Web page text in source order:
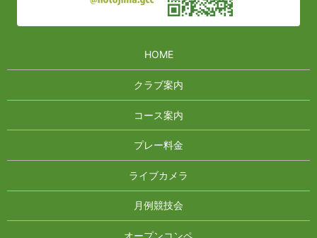
HOME
クラブ案内
コース案内
プレー料金
ライブカメラ
月例競技会
オープンコンペ